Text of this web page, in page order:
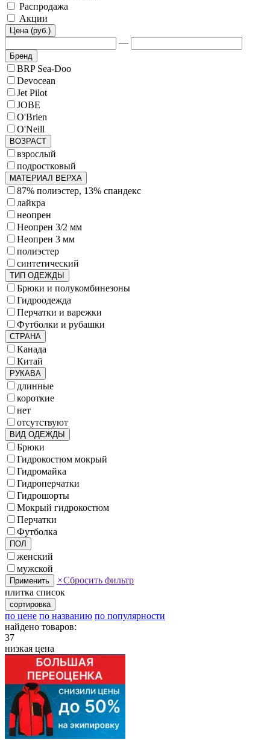
Распродажа
Акции
Цена (руб.)
—
Бренд
BRP Sea-Doo
Devocean
Jet Pilot
JOBE
O'Brien
O'Neill
ВОЗРАСТ
взрослый
подростковый
МАТЕРИАЛ ВЕРХА
87% полиэстер, 13% спандекс
лайкра
неопрен
Неопрен 3/2 мм
Неопрен 3 мм
полиэстер
синтетический
ТИП ОДЕЖДЫ
Брюки и полукомбинезоны
Гидроодежда
Перчатки и варежки
Футболки и рубашки
СТРАНА
Канада
Китай
РУКАВА
длинные
короткие
нет
отсутствуют
ВИД ОДЕЖДЫ
Брюки
Гидрокостюм мокрый
Гидромайка
Гидроперчатки
Гидрошорты
Мокрый гидрокостюм
Перчатки
Футболка
ПОЛ
женский
мужской
Применить ×Сбросить фильтр
плитка список
сортировка
по цене по названию по популярности
найдено товаров:
37
низкая цена